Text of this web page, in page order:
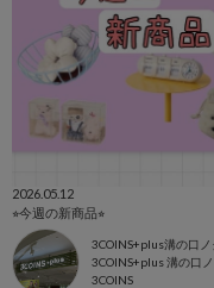
2026.05.12
⭐︎今週の新商品⭐︎
3COINS